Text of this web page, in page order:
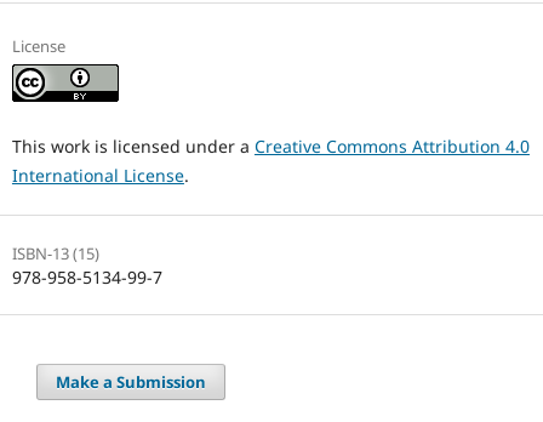
License
This work is licensed under a Creative Commons Attribution 4.0
International License.
ISBN-13 (15)
978-958-5134-99-7
Make a Submission